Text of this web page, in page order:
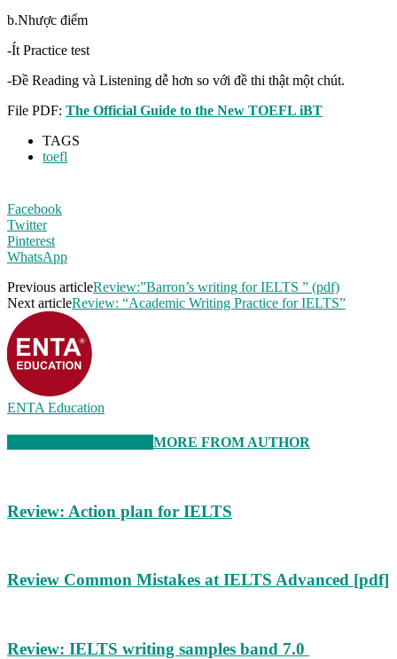
b.Nhược điểm
-Ít Practice test
-Đề Reading và Listening dễ hơn so với đề thi thật một chút.
File PDF: The Official Guide to the New TOEFL iBT
TAGS
toefl
Facebook
Twitter
Pinterest
WhatsApp
Previous articleReview:”Barron’s writing for IELTS ” (pdf)
Next articleReview: “Academic Writing Practice for IELTS”
ENTA Education
MORE FROM AUTHOR
Review: Action plan for IELTS
Review Common Mistakes at IELTS Advanced [pdf]
Review: IELTS writing samples band 7.0